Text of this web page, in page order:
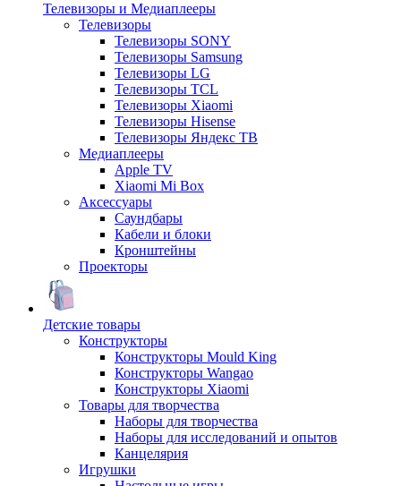
Телевизоры и Медиаплееры
Телевизоры
Телевизоры SONY
Телевизоры Samsung
Телевизоры LG
Телевизоры TCL
Телевизоры Xiaomi
Телевизоры Hisense
Телевизоры Яндекс ТВ
Медиаплееры
Apple TV
Xiaomi Mi Box
Аксессуары
Саундбары
Кабели и блоки
Кронштейны
Проекторы
Детские товары
Конструкторы
Конструкторы Mould King
Конструкторы Wangao
Конструкторы Xiaomi
Товары для творчества
Наборы для творчества
Наборы для исследований и опытов
Канцелярия
Игрушки